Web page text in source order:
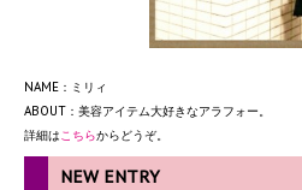
NAME：ミリィ
ABOUT：美容アイテム大好きなアラフォー。
詳細はこちらからどうぞ。
NEW ENTRY